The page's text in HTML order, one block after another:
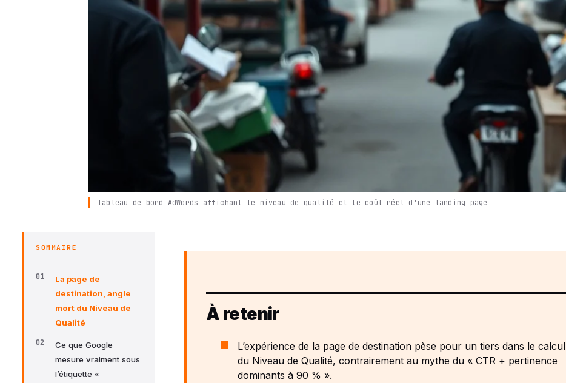
Tableau de bord AdWords affichant le niveau de qualité et le coût réel d'une landing page
SOMMAIRE
La page de
destination, angle
mort du Niveau de
Qualité
Ce que Google
mesure vraiment sous
l’étiquette «
À retenir
L’expérience de la page de destination pèse pour un tiers dans le calcul
du Niveau de Qualité, contrairement au mythe du « CTR + pertinence
dominants à 90 % ».